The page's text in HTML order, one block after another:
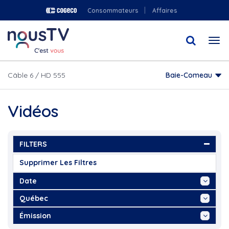
au
contenu
principal
Consommateurs Affaires
Câble 6 / HD 555 Baie-Comeau
Vidéos
FILTERS
Supprimer Les Filtres
Date
Aujourd'hui
Cette Semaine
Ce Mois
Québec
...
2021
Émission